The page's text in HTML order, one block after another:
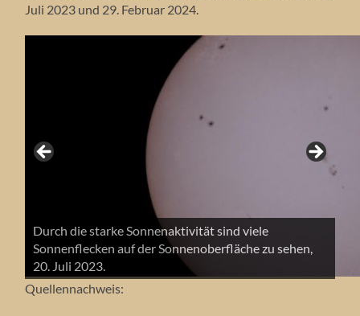
Juli 2023 und 29. Februar 2024.
Sonnenfleck vom 29. Februar 2024.
Durch die starke Sonnenaktivität sind viele
Sonnenflecken auf der Sonnenoberfläche zu sehen,
20. Juli 2023.
Quellennachweis: